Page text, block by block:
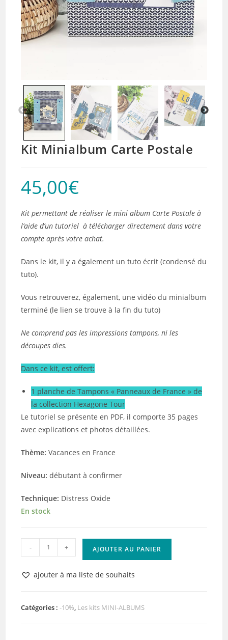
Kit Minialbum Carte Postale
45,00€
Kit permettant de réaliser le mini album Carte Postale à
l’aide d’un tutoriel à télécharger directement dans votre
compte après votre achat.
Dans le kit, il y a également un tuto écrit (condensé du
tuto).
Vous retrouverez, également, une vidéo du minialbum
terminé (le lien se trouve à la fin du tuto)
Ne comprend pas les impressions tampons, ni les
découpes dies.
Dans ce kit, est offert:
1 planche de Tampons « Panneaux de France » de
la collection Hexagone Tour
Le tutoriel se présente en PDF, il comporte 35 pages
avec explications et photos détaillées.
Thème: Vacances en France
Niveau: débutant à confirmer
Technique: Distress Oxide
En stock
quantité
de
Kit
Minialbum
Postale
- + AJOUTER AU PANIER
ajouter à ma liste de souhaits
Catégories :-10%, Les kits MINI-ALBUMS